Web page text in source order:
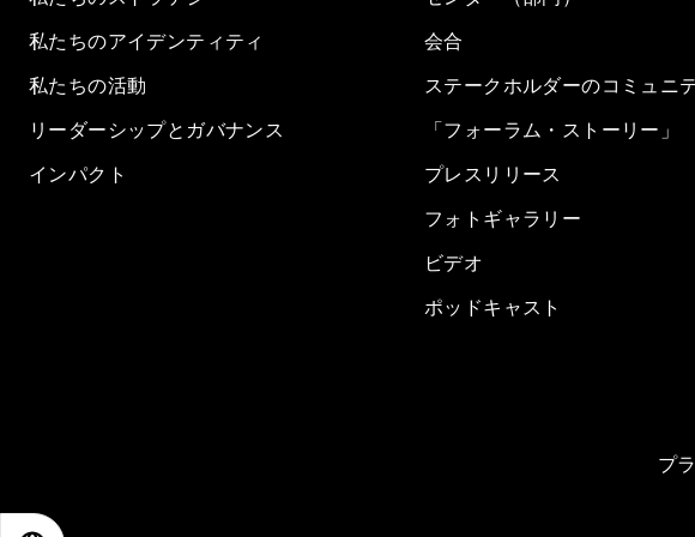
私たちのアイデンティティ
私たちの活動
リーダーシップとガバナンス
インパクト
会合
ステークホルダーのコミュニ
「フォーラム・ストーリー」
プレスリリース
フォトギャラリー
ビデオ
ポッドキャスト
プ